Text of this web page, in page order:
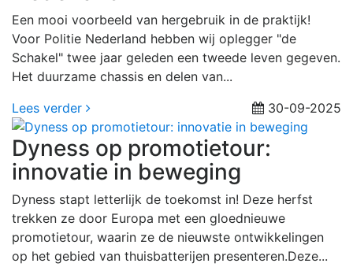
Een mooi voorbeeld van hergebruik in de praktijk!
Voor Politie Nederland hebben wij oplegger "de
Schakel" twee jaar geleden een tweede leven gegeven.
Het duurzame chassis en delen van...
Lees verder
30-09-2025
Dyness op promotietour:
innovatie in beweging
Dyness stapt letterlijk de toekomst in! Deze herfst
trekken ze door Europa met een gloednieuwe
promotietour, waarin ze de nieuwste ontwikkelingen
op het gebied van thuisbatterijen presenteren.Deze...